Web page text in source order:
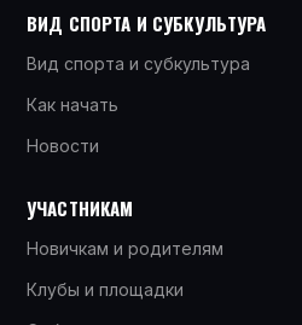
ВИД СПОРТА И СУБКУЛЬТУРА
Вид спорта и субкультура
Как начать
Новости
УЧАСТНИКАМ
Новичкам и родителям
Клубы и площадки